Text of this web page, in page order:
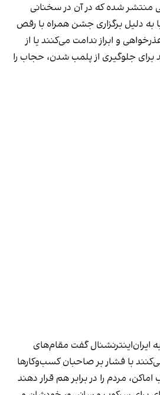
منتشر شده که در آن در سخنانی
به دلیل برگزاری جشن همراه با رقص
و ابراز ندامت می‌کنند یا از
جلوگیری از پلمب شدن، حجاب را
ایران‌اینترنشنال گفت مقام‌های
با فشار بر صاحبان کسب‌وکارها
مردم را در برابر هم قرار دهند